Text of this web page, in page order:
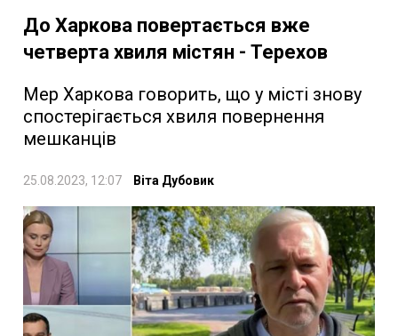
До Харкова повертається вже
четверта хвиля містян - Терехов
Мер Харкова говорить, що у місті знову
спостерігається хвиля повернення
мешканців
25.08.2023, 12:07 Віта Дубовик